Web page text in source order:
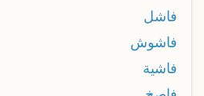
فاشل
فاشوش
فاشية